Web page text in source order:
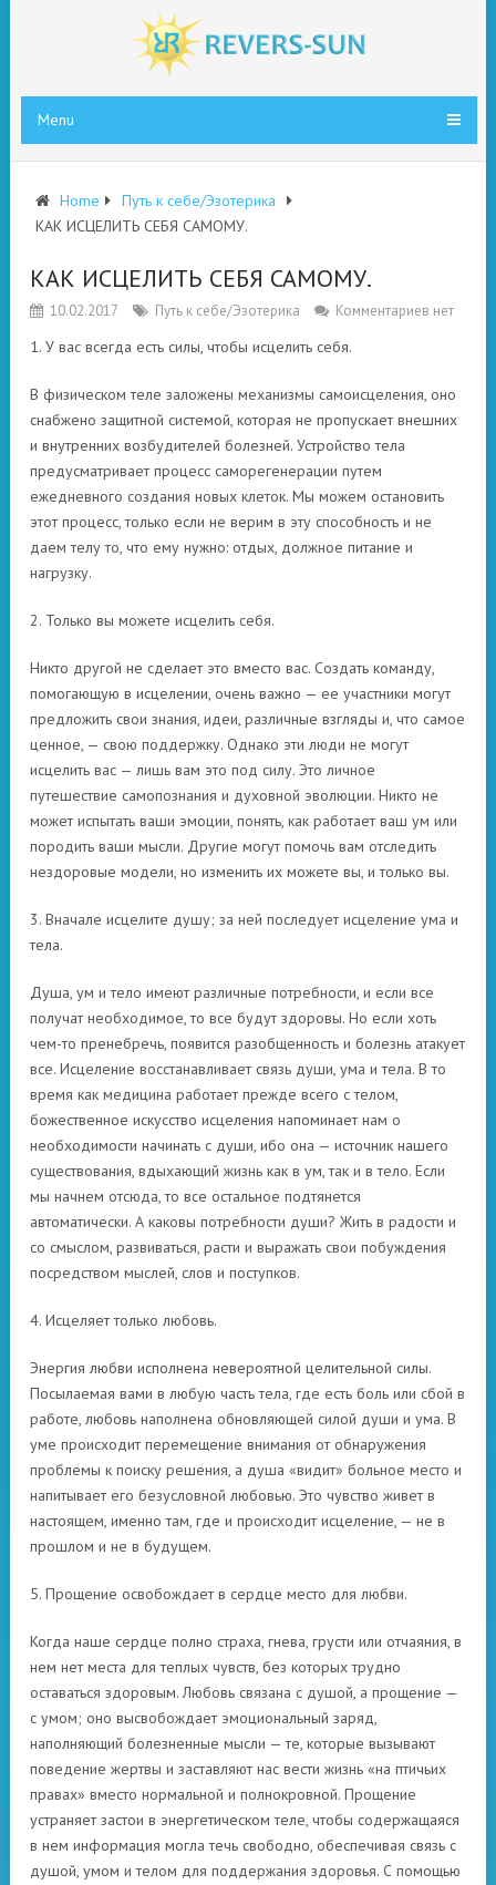
Menu
Home
Путь к себе/Эзотерика
КАК ИСЦЕЛИТЬ СЕБЯ САМОМУ.
КАК ИСЦЕЛИТЬ СЕБЯ САМОМУ.
10.02.2017 Путь к себе/Эзотерика Комментариев нет
1. У вас всегда есть силы, чтобы исцелить себя.
В физическом теле заложены механизмы самоисцеления, оно
снабжено защитной системой, которая не пропускает внешних
и внутренних возбудителей болезней. Устройство тела
предусматривает процесс саморегенерации путем
ежедневного создания новых клеток. Мы можем остановить
этот процесс, только если не верим в эту способность и не
даем телу то, что ему нужно: отдых, должное питание и
нагрузку.
2. Только вы можете исцелить себя.
Никто другой не сделает это вместо вас. Создать команду,
помогающую в исцелении, очень важно — ее участники могут
предложить свои знания, идеи, различные взгляды и, что самое
ценное, — свою поддержку. Однако эти люди не могут
исцелить вас — лишь вам это под силу. Это личное
путешествие самопознания и духовной эволюции. Никто не
может испытать ваши эмоции, понять, как работает ваш ум или
породить ваши мысли. Другие могут помочь вам отследить
нездоровые модели, но изменить их можете вы, и только вы.
3. Вначале исцелите душу; за ней последует исцеление ума и
тела.
Душа, ум и тело имеют различные потребности, и если все
получат необходимое, то все будут здоровы. Но если хоть
чем-то пренебречь, появится разобщенность и болезнь атакует
все. Исцеление восстанавливает связь души, ума и тела. В то
время как медицина работает прежде всего с телом,
божественное искусство исцеления напоминает нам о
необходимости начинать с души, ибо она — источник нашего
существования, вдыхающий жизнь как в ум, так и в тело. Если
мы начнем отсюда, то все остальное подтянется
автоматически. А каковы потребности души? Жить в радости и
со смыслом, развиваться, расти и выражать свои побуждения
посредством мыслей, слов и поступков.
4. Исцеляет только любовь.
Энергия любви исполнена невероятной целительной силы.
Посылаемая вами в любую часть тела, где есть боль или сбой в
работе, любовь наполнена обновляющей силой души и ума. В
уме происходит перемещение внимания от обнаружения
проблемы к поиску решения, а душа «видит» больное место и
напитывает его безусловной любовью. Это чувство живет в
настоящем, именно там, где и происходит исцеление, — не в
прошлом и не в будущем.
5. Прощение освобождает в сердце место для любви.
Когда наше сердце полно страха, гнева, грусти или отчаяния, в
нем нет места для теплых чувств, без которых трудно
оставаться здоровым. Любовь связана с душой, а прощение —
с умом; оно высвобождает эмоциональный заряд,
наполняющий болезненные мысли — те, которые вызывают
поведение жертвы и заставляют нас вести жизнь «на птичьих
правах» вместо нормальной и полнокровной. Прощение
устраняет застои в энергетическом теле, чтобы содержащаяся
в нем информация могла течь свободно, обеспечивая связь с
душой, умом и телом для поддержания здоровья. С помощью